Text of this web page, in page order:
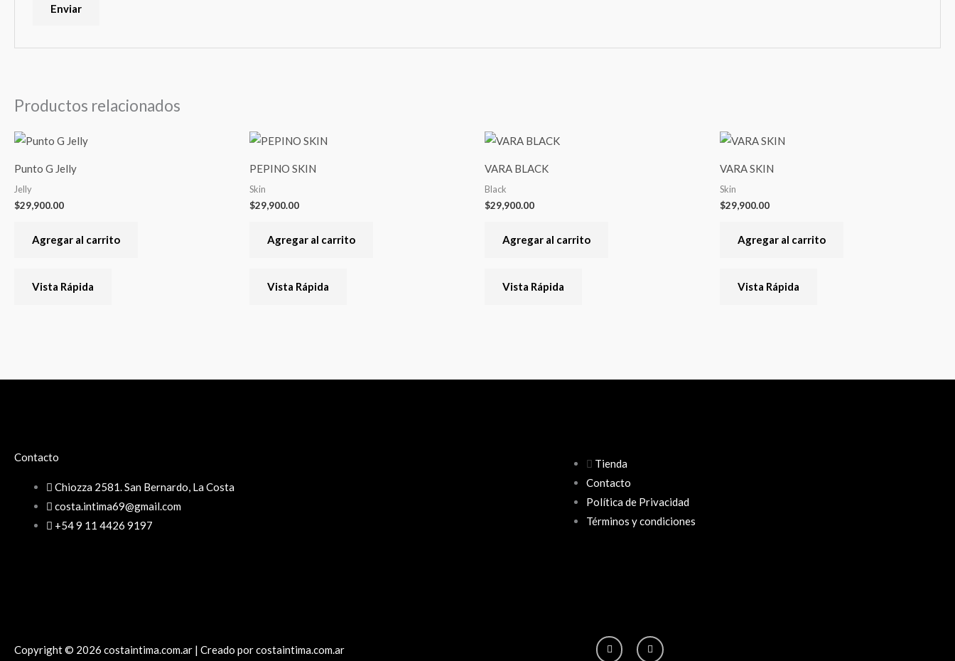
Productos relacionados
Punto G Jelly
Jelly
$29,900.00
Agregar al carrito
Vista Rápida
PEPINO SKIN
Skin
$29,900.00
Agregar al carrito
Vista Rápida
VARA BLACK
Black
$29,900.00
Agregar al carrito
Vista Rápida
VARA SKIN
Skin
$29,900.00
Agregar al carrito
Vista Rápida
Contacto
Chiozza 2581. San Bernardo, La Costa
costa.intima69@gmail.com
+54 9 11 4426 9197
Tienda
Contacto
Política de Privacidad
Términos y condiciones
Copyright © 2026 costaintima.com.ar | Creado por costaintima.com.ar
InstagramFacebook-
f